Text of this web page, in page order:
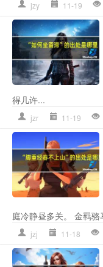
jzy 11-19
得几许...
jzr 11-19
庭冷静昼多关。 金羁
jzj 11-18